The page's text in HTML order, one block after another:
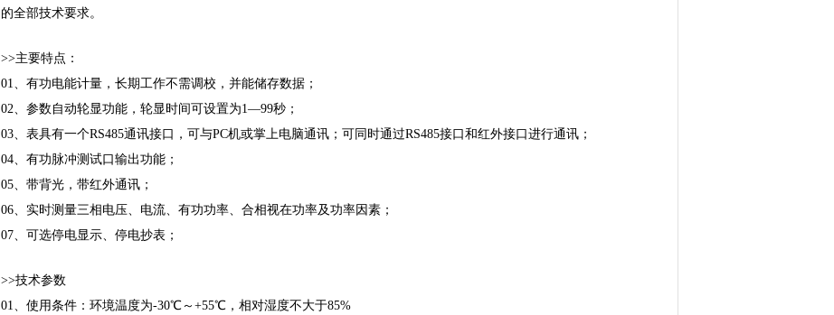
的全部技术要求。
>>主要特点：
01、有功电能计量，长期工作不需调校，并能储存数据；
02、参数自动轮显功能，轮显时间可设置为1—99秒；
03、表具有一个RS485通讯接口，可与PC机或掌上电脑通讯；可同时通过RS485接口和红外接口进行通讯；
04、有功脉冲测试口输出功能；
05、带背光，带红外通讯；
06、实时测量三相电压、电流、有功功率、合相视在功率及功率因素；
07、可选停电显示、停电抄表；
>>技术参数
01、使用条件：环境温度为-30℃～+55℃，相对湿度不大于85%